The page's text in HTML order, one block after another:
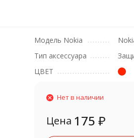
Модель Nokia
Тип аксессуара
ЦВЕТ
Нет в наличии
Цена 175 ₽